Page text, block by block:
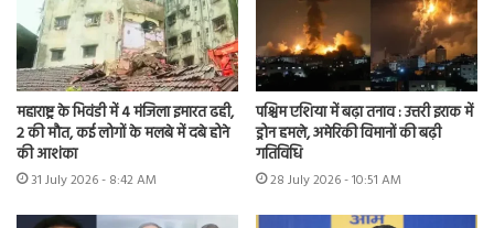
महाराष्ट्र के भिवंडी में 4 मंजिला इमारत ढही,
2 की मौत, कई लोगों के मलबे में दबे होने
की आशंका
31 July 2026 - 8:42 AM
पश्चिम एशिया में बढ़ा तनाव : उत्तरी इराक में
ड्रोन हमले, अमेरिकी विमानों की बढ़ी
गतिविधि
28 July 2026 - 10:51 AM